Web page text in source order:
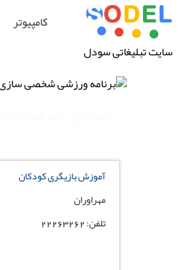
سایت تبلیغاتی سودل
کامپیوتر
آموزش بازیگری کودکان
مهراوران
تلفن: 22263262